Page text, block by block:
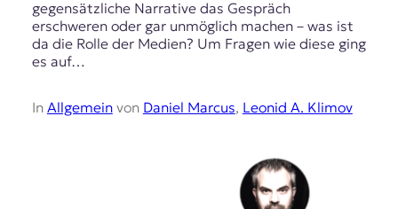
gegensätzliche Narrative das Gespräch
erschweren oder gar unmöglich machen – was ist
da die Rolle der Medien? Um Fragen wie diese ging
es auf…
In Allgemeinvon Daniel Marcus, Leonid A. Klimov